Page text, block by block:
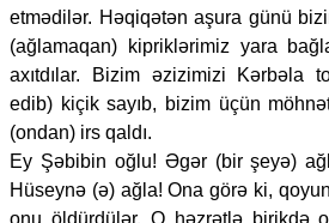
etmədilər. Həqiqətən aşura günü
(ağlamaqan) kipriklərimiz yara
axıtdılar. Bizim əzizimizi Kərbəla
edib) kiçik sayıb, bizim üçün
(ondan) irs qaldı.
Ey Şəbibin oğlu! Əgər (bir şeyə)
Hüseynə (ə) ağla! Ona görə ki,
onu öldürdülər. O həzrətlə birikdə